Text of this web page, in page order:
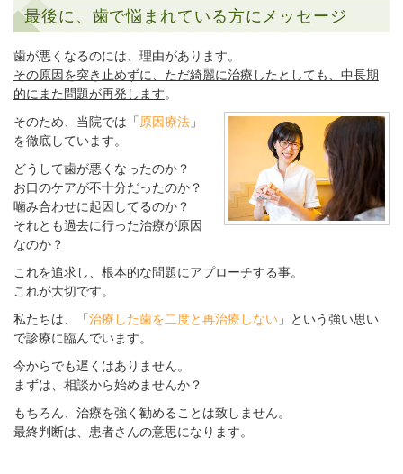
最後に、歯で悩まれている方にメッセージ
歯が悪くなるのには、理由があります。
その原因を突き止めずに、ただ綺麗に治療したとしても、中長期
的にまた問題が再発します。
そのため、当院では「原因療法」
を徹底しています。
どうして歯が悪くなったのか？
お口のケアが不十分だったのか？
噛み合わせに起因してるのか？
それとも過去に行った治療が原因
なのか？
これを追求し、根本的な問題にアプローチする事。
これが大切です。
私たちは、「治療した歯を二度と再治療しない」という強い思い
で診療に臨んでいます。
今からでも遅くはありません。
まずは、相談から始めませんか？
もちろん、治療を強く勧めることは致しません。
最終判断は、患者さんの意思になります。